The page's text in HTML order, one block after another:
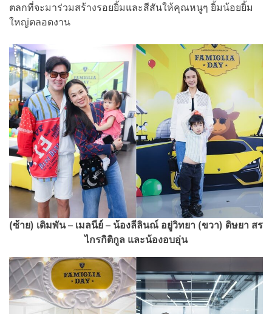
ตลกที่จะมาร่วมสร้างรอยยิ้มและสีสันให้คุณหนูๆ ยิ้มน้อยยิ้ม
ใหญ่ตลอดงาน
(ซ้าย) เดิมพัน – เมลนีย์ – น้องลีลินณ์ อยู่วิทยา (ขวา) ดิษยา สร
ไกรกิติกูล และน้องอบอุ่น